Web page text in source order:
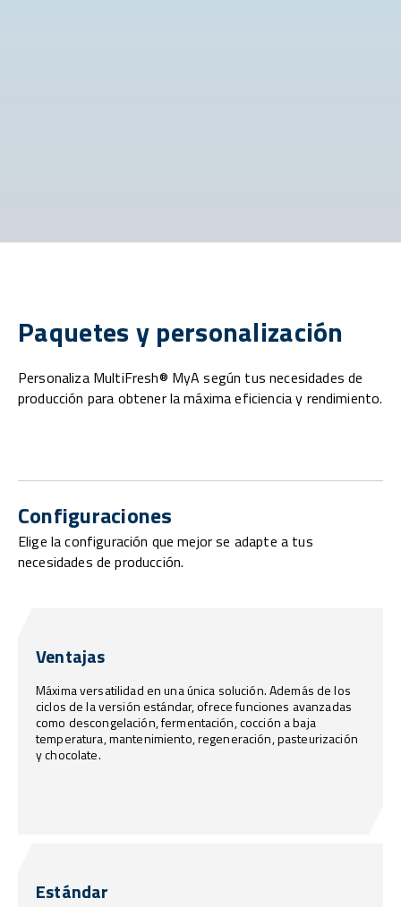
Paquetes y personalización
Personaliza MultiFresh® MyA según tus necesidades de
producción para obtener la máxima eficiencia y rendimiento.
Configuraciones
Elige la configuración que mejor se adapte a tus
necesidades de producción.
Ventajas
Máxima versatilidad en una única solución. Además de los
ciclos de la versión estándar, ofrece funciones avanzadas
como descongelación, fermentación, cocción a baja
temperatura, mantenimiento, regeneración, pasteurización
y chocolate.
Estándar